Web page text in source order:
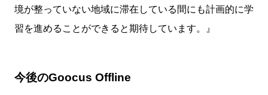
境が整っていない地域に滞在している間にも計画的に学
習を進めることができると期待しています。』
今後のGoocus Offline